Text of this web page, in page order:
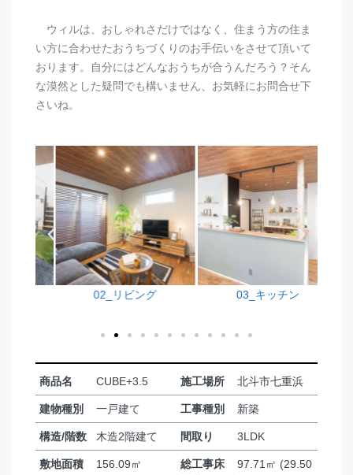
ウィルは、おしゃれさだけではなく、住まう方の住ま
い方に合わせたおうちづくりのお手伝いをさせて頂いて
おります。
自分にはどんなおうちが合うんだろう？そん
な漠然とした疑問でも構いません、お気軽にお問合せ下
さいね。
02_リビング 03_キッチン
商品名 CUBE+3.5 施工場所 北斗市七重浜
建物種別 一戸建て 工事種別 新築
構造/階数 木造2階建て 間取り 3LDK
敷地面積
156.09㎡
総工事床
97.71㎡ (29.50